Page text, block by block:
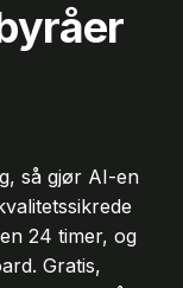
så gjør AI-en
24 timer, og
Gratis,